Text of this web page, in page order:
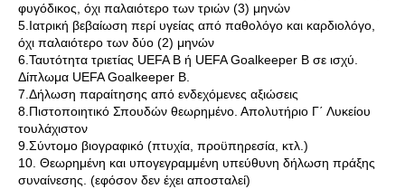
φυγόδικος, όχι παλαιότερο των τριών (3) μηνών
5.Ιατρική βεβαίωση περί υγείας από παθολόγο και καρδιολόγο,
όχι παλαιότερο των δύο (2) μηνών
6.Ταυτότητα τριετίας UEFA B ή UEFA Goalkeeper B σε ισχύ.
Δίπλωμα UEFA Goalkeeper B.
7.Δήλωση παραίτησης από ενδεχόμενες αξιώσεις
8.Πιστοποιητικό Σπουδών θεωρημένο. Απολυτήριο Γ΄ Λυκείου
τουλάχιστον
9.Σύντομο βιογραφικό (πτυχία, προϋπηρεσία, κτλ.)
10. Θεωρημένη και υπογεγραμμένη υπεύθυνη δήλωση πράξης
συναίνεσης. (εφόσον δεν έχει αποσταλεί)